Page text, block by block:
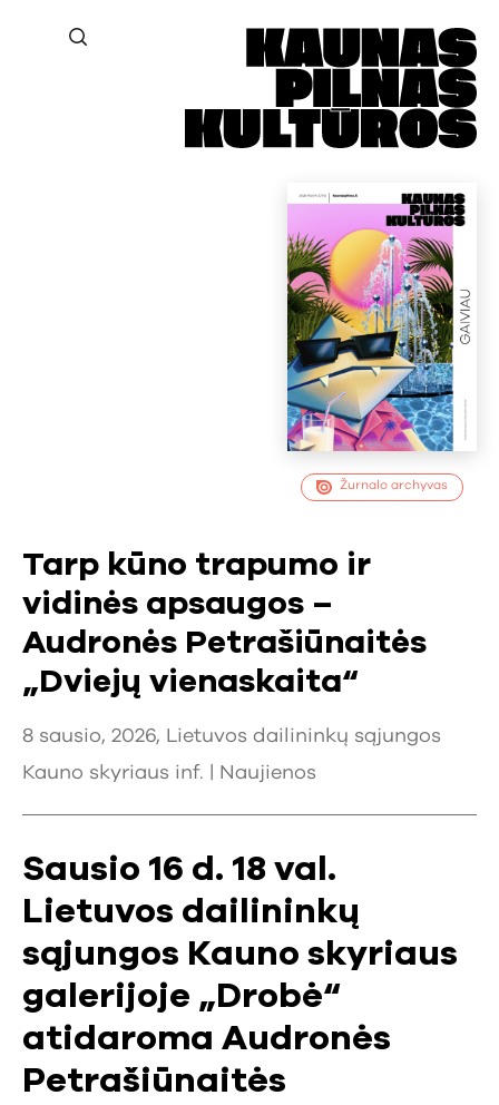
Žurnalo archyvas
Tarp kūno trapumo ir
vidinės apsaugos –
Audronės Petrašiūnaitės
„Dviejų vienaskaita“
8 sausio, 2026, Lietuvos dailininkų sąjungos
Kauno skyriaus inf. |
Naujienos
Sausio 16 d. 18 val.
Lietuvos dailininkų
sąjungos Kauno skyriaus
galerijoje „Drobė“
atidaroma Audronės
Petrašiūnaitės